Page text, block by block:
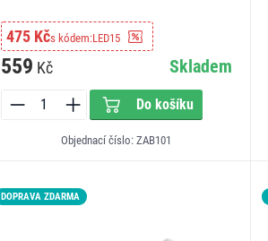
475 Kčs kódem:LED15
559 Kč Skladem
Do košíku
Objednací číslo: ZAB101
DOPRAVA ZDARMA